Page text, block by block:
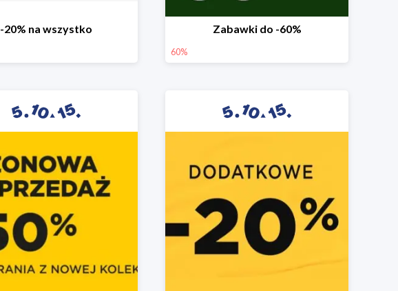
-20% na wszystko Zabawki do -60%
60%